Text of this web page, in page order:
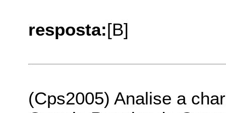
resposta:[B]
(Cps2005) Analise a